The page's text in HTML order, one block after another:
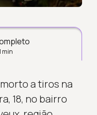
min
a tiros na
18, no bairro